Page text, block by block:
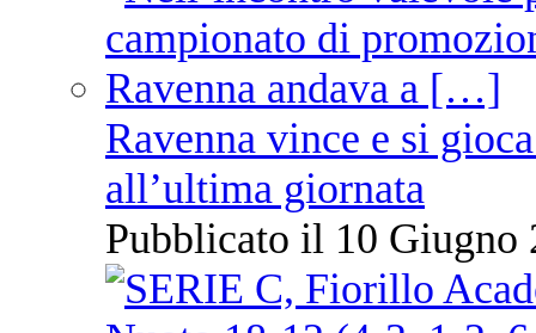
Ravenna vince e si
all’ultima giornata
Pubblicato il 10 Giugno